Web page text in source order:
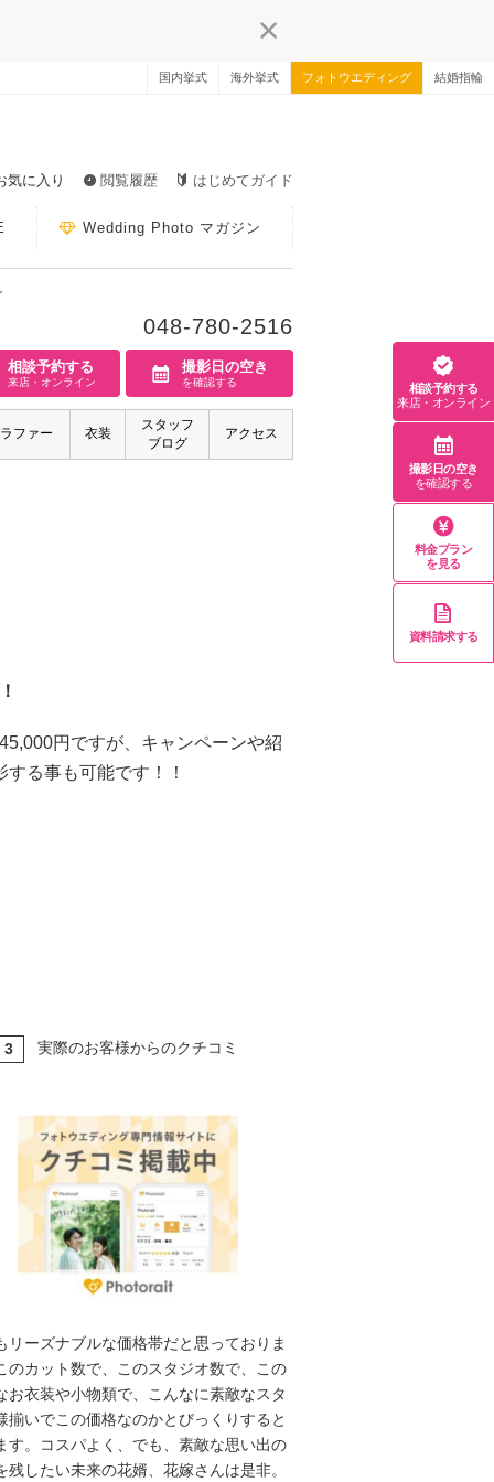
国内挙式 海外挙式 フォトウエディング 結婚指輪
気に入り 閲覧履歴 はじめてガイド
Wedding Photo マガジン
048-780-2516
相談予約する
来店・オンライン
撮影日の空き
を確認する
ファー 衣装
スタッフ
ブログ
アクセス
円ですが、キャンペーンや紹
る事も可能です！！
3 実際のお客様からのクチコミ
リーズナブルな価格帯だと思っておりま
のカット数で、このスタジオ数で、この
お衣装や小物類で、こんなに素敵なスタ
揃いでこの価格なのかとびっくりすると
す。コスパよく、でも、素敵な思い出の
残したい未来の花婿、花嫁さんは是非。
相談予約する
来店・オンライン
撮影日の空き
を確認する
料金プラン
を見る
資料請求する